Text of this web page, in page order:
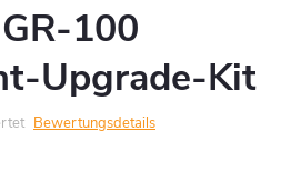
100
Upgrade-Kit
Bewertungsdetails